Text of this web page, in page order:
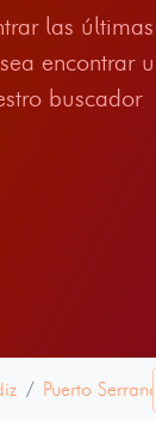
las
encontrar
buscador
Puerto Serrano